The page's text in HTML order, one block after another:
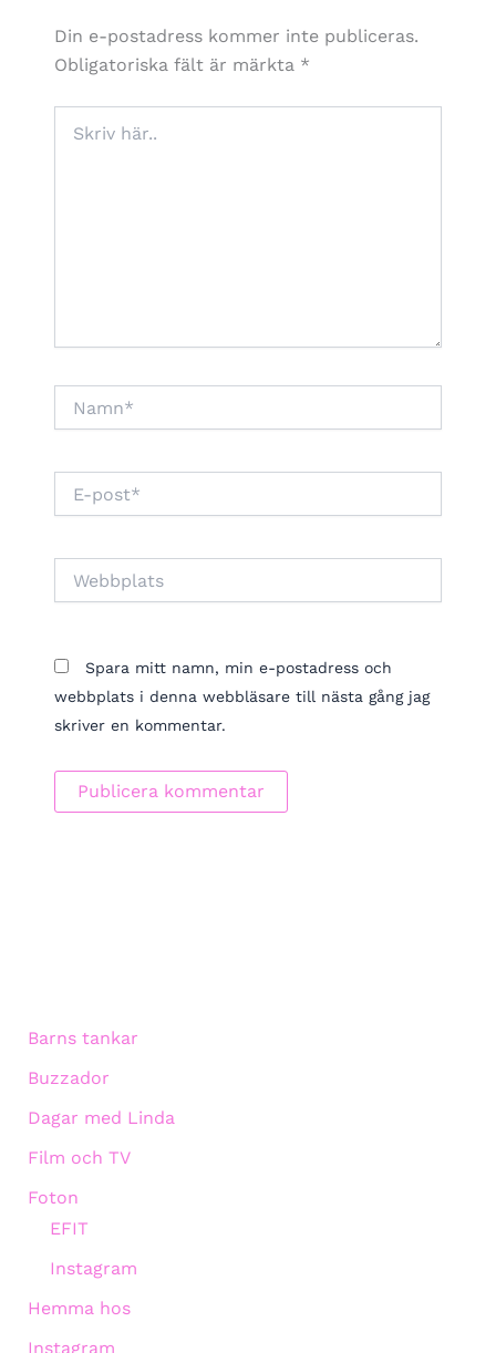
Din e-postadress kommer inte publiceras.
Obligatoriska fält är märkta *
här..
post*
Spara mitt namn, min e-postadress och
webbplats i denna webbläsare till nästa gång jag
skriver en kommentar.
Barns tankar
Buzzador
Dagar med Linda
Film och TV
Foton
EFIT
Instagram
Hemma hos
Instagram